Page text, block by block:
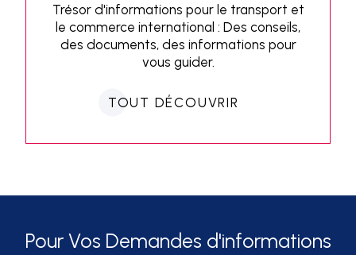
Trésor d'informations pour le transport et
le commerce international : Des conseils,
des documents, des informations pour
vous guider.
TOUT DÉCOUVRIR
Pour Vos Demandes d'informations